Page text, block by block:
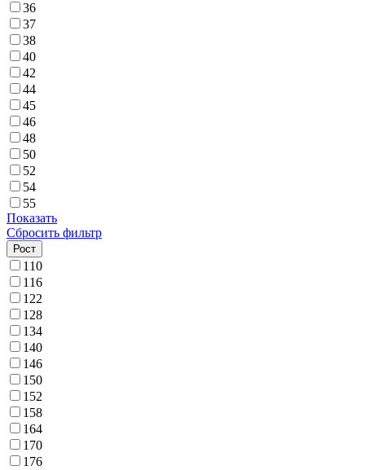
36
37
38
40
42
44
45
46
48
50
52
54
55
Показать
Сбросить фильтр
Рост
110
116
122
128
134
140
146
150
152
158
164
170
176